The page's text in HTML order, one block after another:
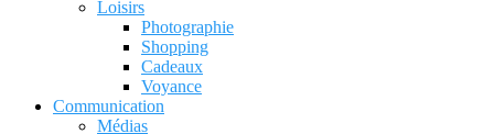
Loisirs
Photographie
Shopping
Cadeaux
Voyance
Communication
Médias